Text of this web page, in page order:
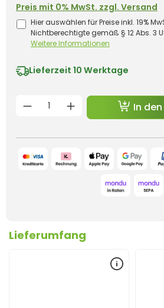
Preis mit 0% MwSt. zzgl. Versand
Hier auswählen für Preise inkl. 19%
Nichtberechtigte gemäß § 12 Abs. 3
Weitere Informationen
Lieferzeit 10 Werktage
Produkt Anzahl: Gib
In
Lieferumfang